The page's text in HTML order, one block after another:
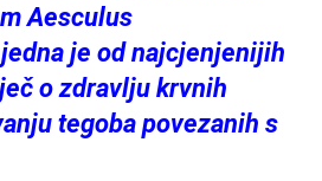
Aesculus
je od najcjenjenijih
o zdravlju krvnih
tegoba povezanih s